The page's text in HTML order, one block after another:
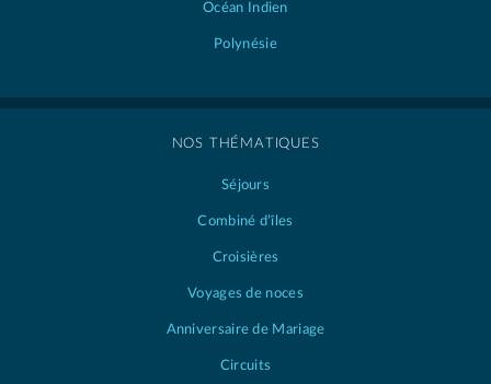
Océan Indien
Polynésie
NOS THÉMATIQUES
Séjours
Combiné d’îles
Croisières
Voyages de noces
Anniversaire de Mariage
Circuits